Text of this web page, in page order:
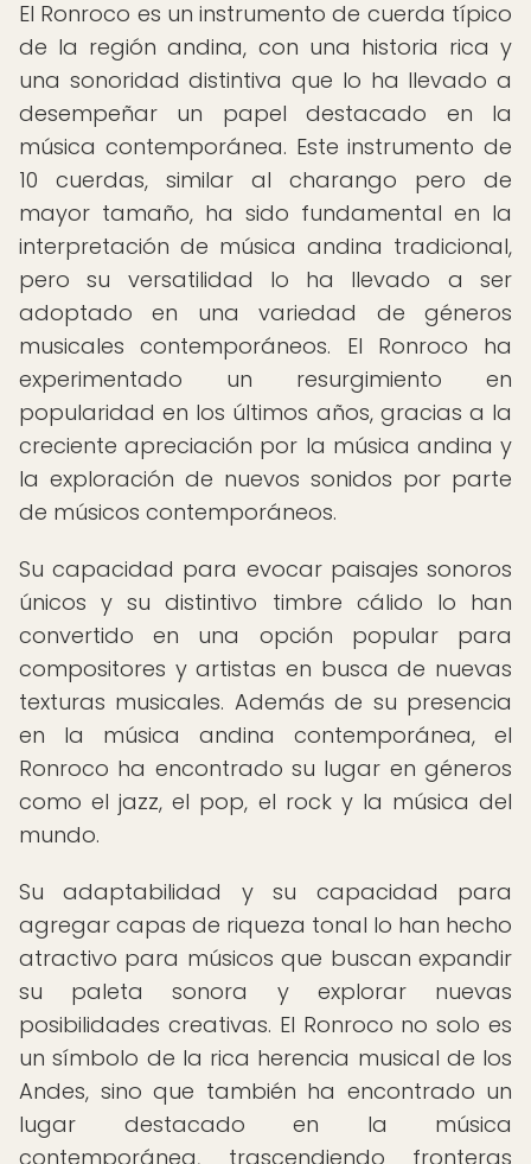
El Ronroco es un instrumento de cuerda típico
de la región andina, con una historia rica y
una sonoridad distintiva que lo ha llevado a
desempeñar un papel destacado en la
música contemporánea. Este instrumento de
10 cuerdas, similar al charango pero de
mayor tamaño, ha sido fundamental en la
interpretación de música andina tradicional,
pero su versatilidad lo ha llevado a ser
adoptado en una variedad de géneros
musicales contemporáneos. El Ronroco ha
experimentado un resurgimiento en
popularidad en los últimos años, gracias a la
creciente apreciación por la música andina y
la exploración de nuevos sonidos por parte
de músicos contemporáneos.
Su capacidad para evocar paisajes sonoros
únicos y su distintivo timbre cálido lo han
convertido en una opción popular para
compositores y artistas en busca de nuevas
texturas musicales. Además de su presencia
en la música andina contemporánea, el
Ronroco ha encontrado su lugar en géneros
como el jazz, el pop, el rock y la música del
mundo.
Su adaptabilidad y su capacidad para
agregar capas de riqueza tonal lo han hecho
atractivo para músicos que buscan expandir
su paleta sonora y explorar nuevas
posibilidades creativas. El Ronroco no solo es
un símbolo de la rica herencia musical de los
Andes, sino que también ha encontrado un
lugar destacado en la música
contemporánea, trascendiendo fronteras